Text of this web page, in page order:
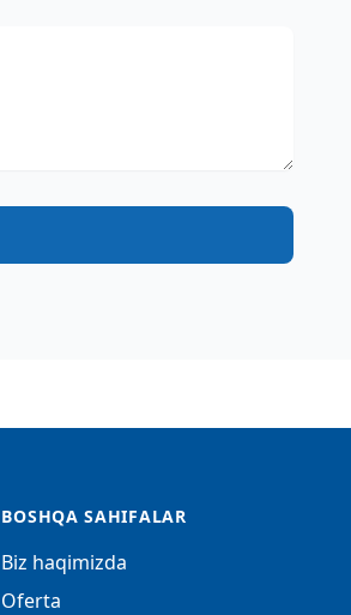
BOSHQA SAHIFALAR
Biz haqimizda
Oferta